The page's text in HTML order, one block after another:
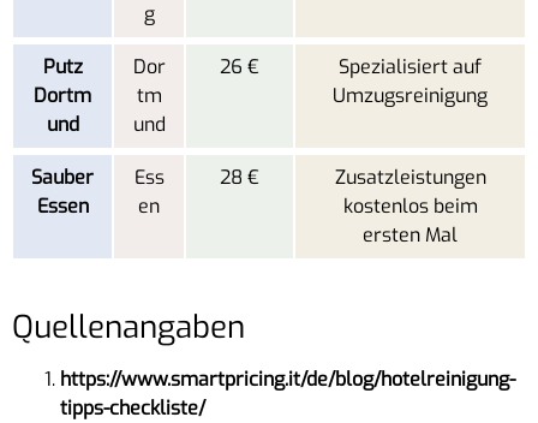
g
Putz
Dortm
und
Dor
tm
und
26 €
Spezialisiert auf
Umzugsreinigung
Sauber
Essen
Ess
en
28 €
Zusatzleistungen
kostenlos beim
ersten Mal
Quellenangaben
https://www.smartpricing.it/de/blog/hotelreinigung-
tipps-checkliste/